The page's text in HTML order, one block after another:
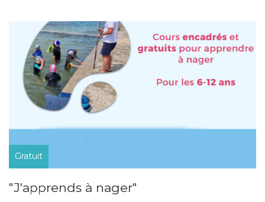
Gratuit
"J'apprends à nager"